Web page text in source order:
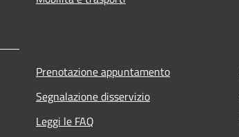
Prenotazione appuntamento
Segnalazione disservizio
Leggi le FAQ